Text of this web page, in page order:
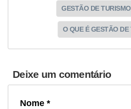
GESTÃO DE
O QUE É GESTÃO DE
Deixe um comentário
Nome *